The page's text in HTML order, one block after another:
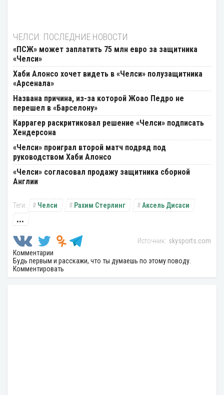
ЧЕЛСИ: ПОСЛЕДНИЕ НОВОСТИ
«ПСЖ» может заплатить 75 млн евро за защитника
«Челси»
Хаби Алонсо хочет видеть в «Челси» полузащитника
«Арсенала»
Названа причина, из-за которой Жоао Педро не
перешел в «Барселону»
Каррагер раскритиковал решение «Челси» подписать
Хендерсона
«Челси» проиграл второй матч подряд под
руководством Хаби Алонсо
«Челси» согласовал продажу защитника сборной
Англии
Челси Рахим Стерлинг Аксель Дисаси
...
skysports.com
Комментарии
Будь первым и расскажи, что ты думаешь по этому поводу.
Комментировать